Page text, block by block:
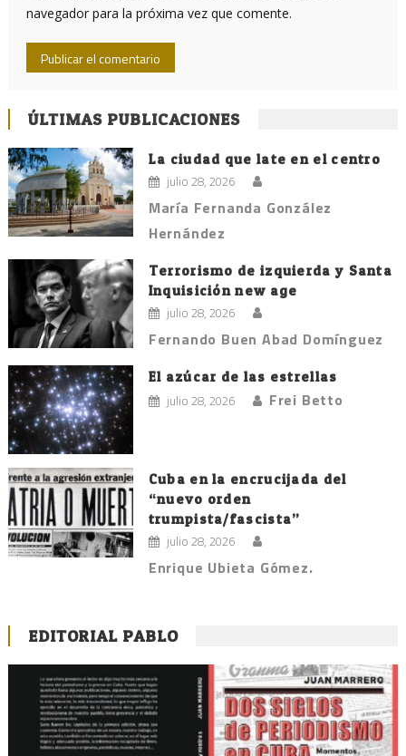
navegador para la próxima vez que comente.
ÚLTIMAS PUBLICACIONES
La ciudad que late en el centro
julio 28, 2026
María Fernanda González
Hernández
Terrorismo de izquierda y Santa
Inquisición new age
julio 28, 2026
Fernando Buen Abad Domínguez
El azúcar de las estrellas
julio 28, 2026 Frei Betto
Cuba en la encrucijada del
“nuevo orden
trumpista/fascista”
julio 28, 2026
Enrique Ubieta Gómez.
EDITORIAL PABLO